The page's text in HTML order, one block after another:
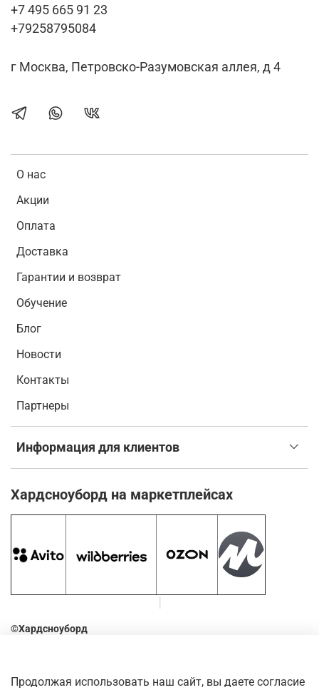
О нас
Акции
Оплата
Доставка
Гарантии и возврат
Обучение
Блог
Новости
Контакты
Партнеры
Информация для клиентов
+7 495 665 91 23
+79258795084
г Москва, Петровско-Разумовская аллея, д 4
Хардсноуборд на маркетплейсах
©Хардсноуборд
Оставьте отзыв о нашем магазине. Для этого наведите
Продолжая использовать наш сайт, вы даете согласие